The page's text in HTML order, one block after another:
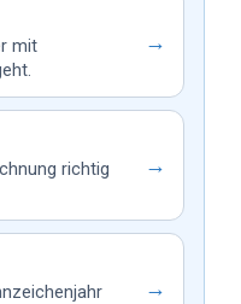
mit
→
richtig
→
→